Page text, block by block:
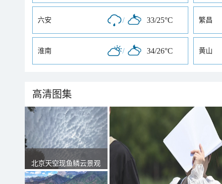
六安 / 33/25°C 繁昌
淮南 / 34/26°C 黄山
高清图集
北京天空现鱼鳞云景观